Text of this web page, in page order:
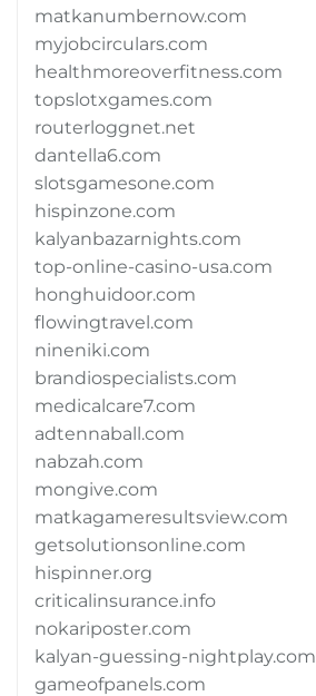
matkanumbernow.com
myjobcirculars.com
healthmoreoverfitness.com
topslotxgames.com
routerloggnet.net
dantella6.com
slotsgamesone.com
hispinzone.com
kalyanbazarnights.com
top-online-casino-usa.com
honghuidoor.com
flowingtravel.com
nineniki.com
brandiospecialists.com
medicalcare7.com
adtennaball.com
nabzah.com
mongive.com
matkagameresultsview.com
getsolutionsonline.com
hispinner.org
criticalinsurance.info
nokariposter.com
kalyan-guessing-nightplay.com
gameofpanels.com